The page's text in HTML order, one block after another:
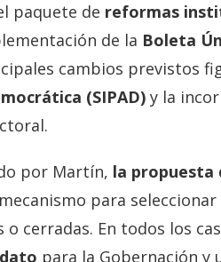
paquete de reformas
de la Boleta
cambios previstos
(SIPAD) y la
por Martín, la propuesta
para
cerradas. En todos los
para la Gobernación y